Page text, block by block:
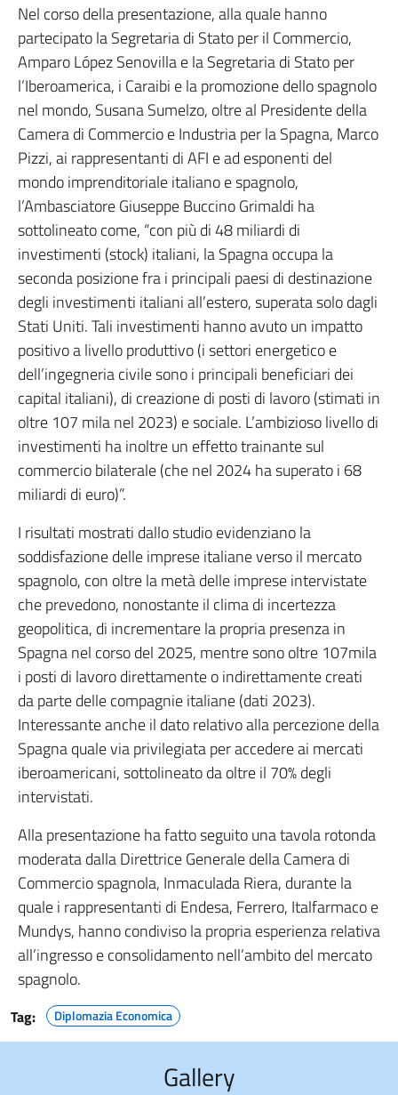
Nel corso della presentazione, alla quale hanno
partecipato la Segretaria di Stato per il Commercio,
Amparo López Senovilla e la Segretaria di Stato per
l’Iberoamerica, i Caraibi e la promozione dello spagnolo
nel mondo, Susana Sumelzo, oltre al Presidente della
Camera di Commercio e Industria per la Spagna, Marco
Pizzi, ai rappresentanti di AFI e ad esponenti del
mondo imprenditoriale italiano e spagnolo,
l’Ambasciatore Giuseppe Buccino Grimaldi ha
sottolineato come, “con più di 48 miliardi di
investimenti (stock) italiani, la Spagna occupa la
seconda posizione fra i principali paesi di destinazione
degli investimenti italiani all’estero, superata solo dagli
Stati Uniti. Tali investimenti hanno avuto un impatto
positivo a livello produttivo (i settori energetico e
dell’ingegneria civile sono i principali beneficiari dei
capital italiani), di creazione di posti di lavoro (stimati in
oltre 107 mila nel 2023) e sociale. L’ambizioso livello di
investimenti ha inoltre un effetto trainante sul
commercio bilaterale (che nel 2024 ha superato i 68
miliardi di euro)”.
I risultati mostrati dallo studio evidenziano la
soddisfazione delle imprese italiane verso il mercato
spagnolo, con oltre la metà delle imprese intervistate
che prevedono, nonostante il clima di incertezza
geopolitica, di incrementare la propria presenza in
Spagna nel corso del 2025, mentre sono oltre 107mila
i posti di lavoro direttamente o indirettamente creati
da parte delle compagnie italiane (dati 2023).
Interessante anche il dato relativo alla percezione della
Spagna quale via privilegiata per accedere ai mercati
iberoamericani, sottolineato da oltre il 70% degli
intervistati.
Alla presentazione ha fatto seguito una tavola rotonda
moderata dalla Direttrice Generale della Camera di
Commercio spagnola, Inmaculada Riera, durante la
quale i rappresentanti di Endesa, Ferrero, Italfarmaco e
Mundys, hanno condiviso la propria esperienza relativa
all’ingresso e consolidamento nell’ambito del mercato
spagnolo.
Tag: Diplomazia Economica
Gallery